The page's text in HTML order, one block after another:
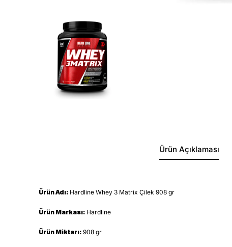
Ürün Açıklaması
Ürün Adı: Hardline Whey 3 Matrix Çilek 908 gr
Ürün Markası: Hardline
Ürün Miktarı: 908 gr